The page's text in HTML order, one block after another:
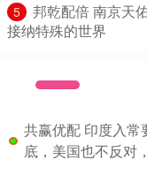
5
邦乾配倍 南京天
接纳特殊的世界
共赢优配 印度入常
底，美国也不反对